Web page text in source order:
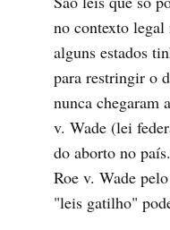
no contexto legal
alguns estados
para restringir o
nunca chegaram
v. Wade (lei
do aborto no
Roe v. Wade
"leis gatilho"